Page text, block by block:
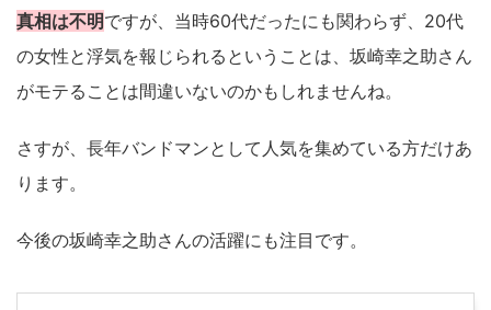
真相は不明ですが、当時60代だったにも関わらず、20代
の女性と浮気を報じられるということは、坂崎幸之助さん
がモテることは間違いないのかもしれませんね。
さすが、長年バンドマンとして人気を集めている方だけあ
ります。
今後の坂崎幸之助さんの活躍にも注目です。